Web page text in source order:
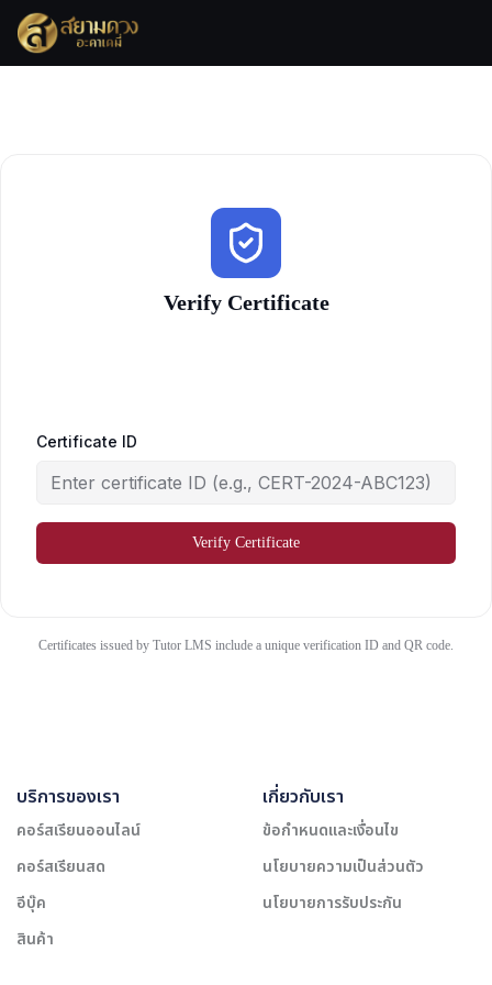
Skip
content
Verify Certificate
Certificate ID
Verify Certificate
Certificates issued by Tutor LMS include a unique verification ID and QR code.
บริการของเรา
คอร์สเรียนออนไลน์
คอร์สเรียนสด
อีบุ๊ค
สินค้า
เกี่ยวกับเรา
ข้อกำหนดและเงื่อนไข
นโยบายความเป็นส่วนตัว
นโยบายการรับประกัน